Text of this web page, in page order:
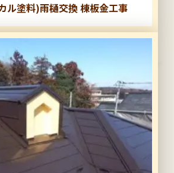
ル塗料)雨樋交換 棟板金工事